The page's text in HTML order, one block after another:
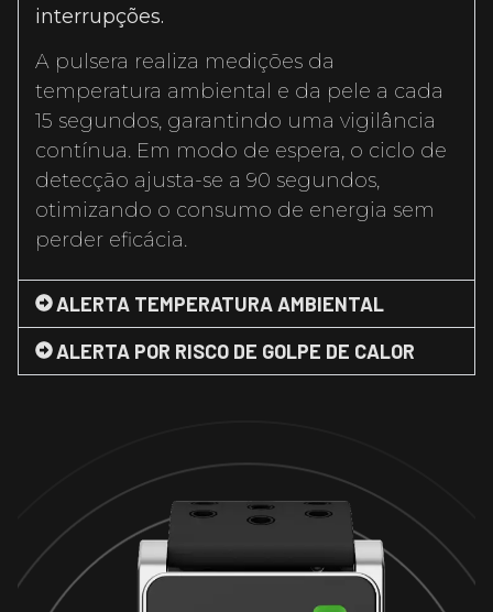
interrupções.
A pulsera realiza medições da
temperatura ambiental e da pele a cada
15 segundos, garantindo uma vigilância
contínua. Em modo de espera, o ciclo de
detecção ajusta-se a 90 segundos,
otimizando o consumo de energia sem
perder eficácia.
ALERTA TEMPERATURA AMBIENTAL
ALERTA POR RISCO DE GOLPE DE CALOR